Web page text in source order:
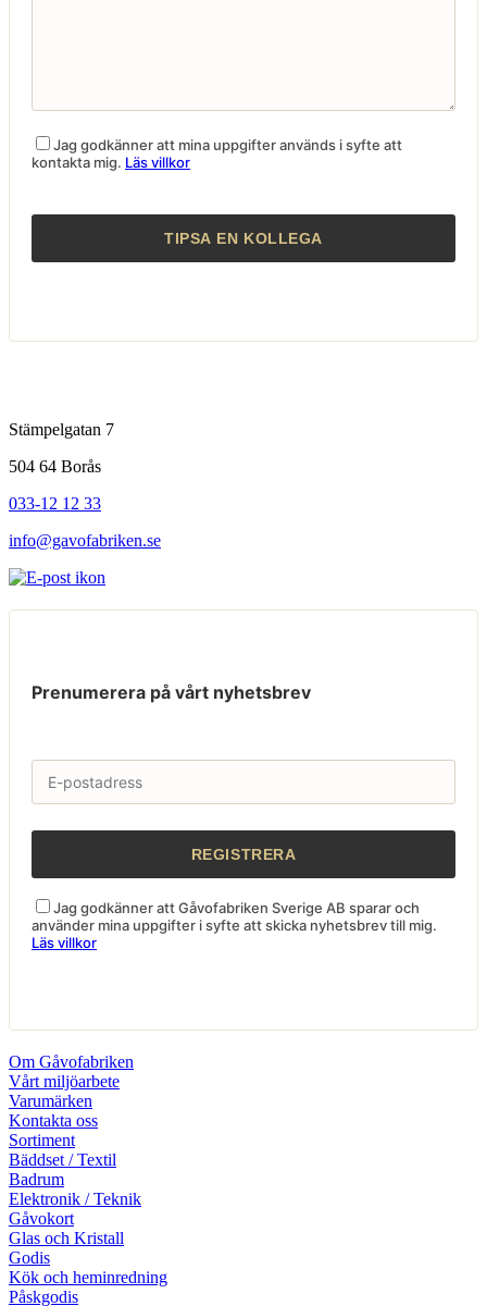
Jag godkänner att mina uppgifter används i syfte att
kontakta mig. Läs villkor
Stämpelgatan 7
504 64 Borås
033-12 12 33
info@gavofabriken.se
Prenumerera på vårt nyhetsbrev
Jag godkänner att Gåvofabriken Sverige AB sparar och
använder mina uppgifter i syfte att skicka nyhetsbrev till mig.
Läs villkor
Om Gåvofabriken
Vårt miljöarbete
Varumärken
Kontakta oss
Sortiment
Bäddset / Textil
Badrum
Elektronik / Teknik
Gåvokort
Glas och Kristall
Godis
Kök och heminredning
Påskgodis